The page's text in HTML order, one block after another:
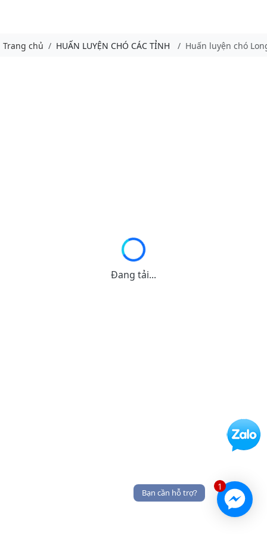
Trang chủ HUẤN LUYỆN CHÓ CÁC TỈNH Huấn luyện chó
Đang tải...
1
Bạn cần hỗ trợ?